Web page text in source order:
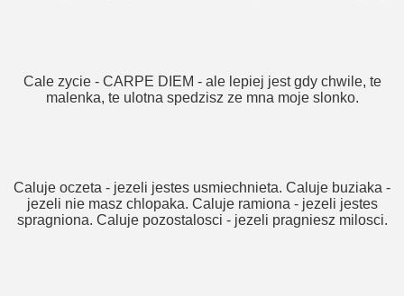
Cale zycie - CARPE DIEM - ale lepiej jest gdy chwile, te
malenka, te ulotna spedzisz ze mna moje slonko.
Caluje oczeta - jezeli jestes usmiechnieta. Caluje buziaka -
jezeli nie masz chlopaka. Caluje ramiona - jezeli jestes
spragniona. Caluje pozostalosci - jezeli pragniesz milosci.